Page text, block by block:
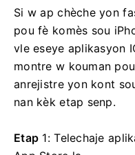
Si w ap chèche yon
pou fè komès sou
vle eseye aplikasyon
montre w kouman
anrejistre yon kont
nan kèk etap senp.
Etap 1: Telechaje